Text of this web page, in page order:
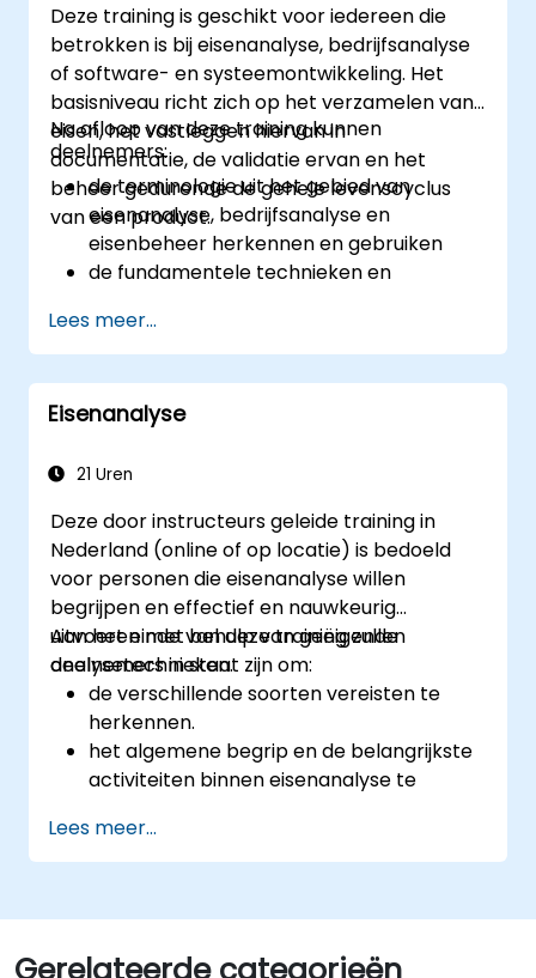
Deze training is geschikt voor iedereen die
betrokken is bij eisenanalyse, bedrijfsanalyse
of software- en systeemontwikkeling. Het
basisniveau richt zich op het verzamelen van
eisen, het vastleggen hiervan in
documentatie, de validatie ervan en het
beheer gedurende de gehele levenscyclus
van een product.
Na afloop van deze training kunnen
deelnemers:
de terminologie uit het gebied van
eisenanalyse, bedrijfsanalyse en
eisenbeheer herkennen en gebruiken
de fundamentele technieken en
en toepassen
kennis hebben van de meest gangbare
notaties voor het vastleggen van eisen.
Lees meer...
Eisenanalyse
21 Uren
Deze door instructeurs geleide training in
Nederland (online of op locatie) is bedoeld
voor personen die eisenanalyse willen
begrijpen en effectief en nauwkeurig
uitvoeren met behulp van geëigende
analysetechnieken.
Aan het einde van deze training zullen
deelnemers in staat zijn om:
de verschillende soorten vereisten te
herkennen.
het algemene begrip en de belangrijkste
activiteiten binnen eisenanalyse te
kennis te hebben van de methodologie
voor eisenanalyse.
eisenanalyse doelgericht toe te passen.
vereisten gestructureerd op te stellen,
Lees meer...